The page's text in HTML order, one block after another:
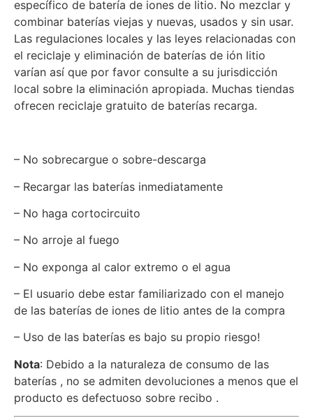
específico de batería de iones de litio. No mezclar y
combinar baterías viejas y nuevas, usados y sin usar.
Las regulaciones locales y las leyes relacionadas con
el reciclaje y eliminación de baterías de ión litio
varían así que por favor consulte a su jurisdicción
local sobre la eliminación apropiada. Muchas tiendas
ofrecen reciclaje gratuito de baterías recarga.
– No sobrecargue o sobre-descarga
– Recargar las baterías inmediatamente
– No haga cortocircuito
– No arroje al fuego
– No exponga al calor extremo o el agua
– El usuario debe estar familiarizado con el manejo
de las baterías de iones de litio antes de la compra
– Uso de las baterías es bajo su propio riesgo!
Nota: Debido a la naturaleza de consumo de las
baterías , no se admiten devoluciones a menos que el
producto es defectuoso sobre recibo .